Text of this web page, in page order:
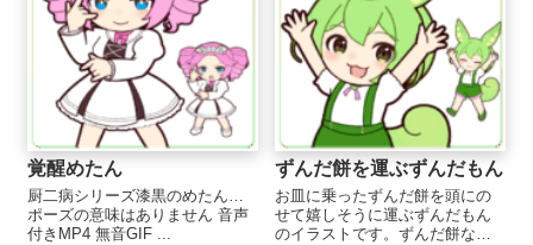
覚醒めたん
厨二病シリーズ漆黒のめたん…
ポーズの意味はありません 音声
付きMP4 無音GIF ...
ずんだ餅を運ぶずんだもん
お皿に乗ったずんだ餅を頭にの
せて嬉しそうに運ぶずんだもん
のイラストです。ずんだ餅なし